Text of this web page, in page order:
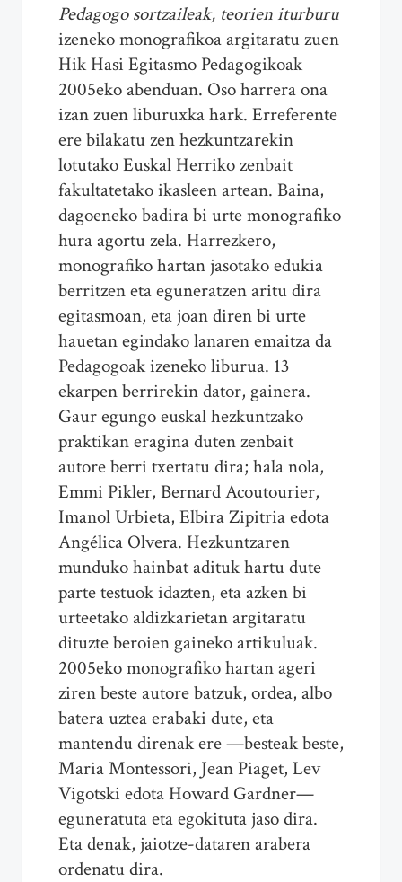
Pedagogo sortzaileak, teorien iturburu
izeneko monografikoa argitaratu zuen
Hik Hasi Egitasmo Pedagogikoak
2005eko abenduan. Oso harrera ona
izan zuen liburuxka hark. Erreferente
ere bilakatu zen hezkuntzarekin
lotutako Euskal Herriko zenbait
fakultatetako ikasleen artean. Baina,
dagoeneko badira bi urte monografiko
hura agortu zela. Harrezkero,
monografiko hartan jasotako edukia
berritzen eta eguneratzen aritu dira
egitasmoan, eta joan diren bi urte
hauetan egindako lanaren emaitza da
Pedagogoak izeneko liburua. 13
ekarpen berrirekin dator, gainera.
Gaur egungo euskal hezkuntzako
praktikan eragina duten zenbait
autore berri txertatu dira; hala nola,
Emmi Pikler, Bernard Acoutourier,
Imanol Urbieta, Elbira Zipitria edota
Angélica Olvera. Hezkuntzaren
munduko hainbat adituk hartu dute
parte testuok idazten, eta azken bi
urteetako aldizkarietan argitaratu
dituzte beroien gaineko artikuluak.
2005eko monografiko hartan ageri
ziren beste autore batzuk, ordea, albo
batera uztea erabaki dute, eta
mantendu direnak ere —besteak beste,
Maria Montessori, Jean Piaget, Lev
Vigotski edota Howard Gardner—
eguneratuta eta egokituta jaso dira.
Eta denak, jaiotze-dataren arabera
ordenatu dira.